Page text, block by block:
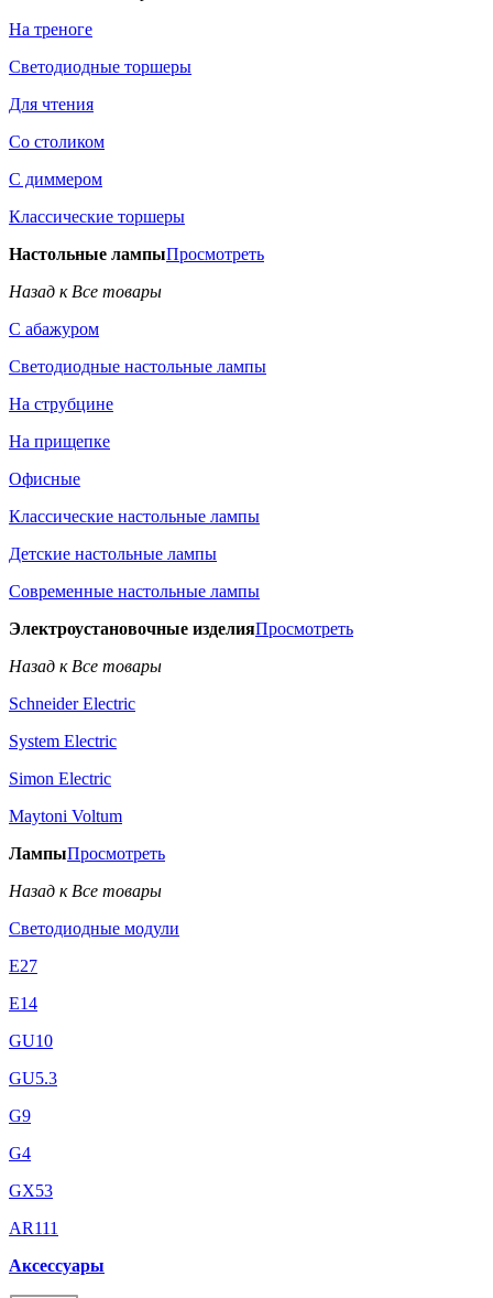
На треноге
Светодиодные торшеры
Для чтения
Со столиком
С диммером
Классические торшеры
Настольные лампыПросмотреть
Назад к Все товары
С абажуром
Светодиодные настольные лампы
На струбцине
На прищепке
Офисные
Классические настольные лампы
Детские настольные лампы
Современные настольные лампы
Электроустановочные изделияПросмотреть
Назад к Все товары
Schneider Electric
System Electric
Simon Electric
Maytoni Voltum
ЛампыПросмотреть
Назад к Все товары
Светодиодные модули
E27
E14
GU10
GU5.3
G9
G4
GX53
AR111
Аксессуары